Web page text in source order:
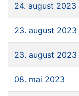
24. august 2023
23. august 2023
23. august 2023
08. mai 2023